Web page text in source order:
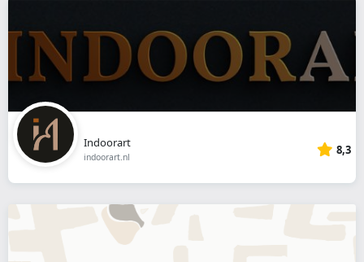
Indoorart
indoorart.nl 8,3